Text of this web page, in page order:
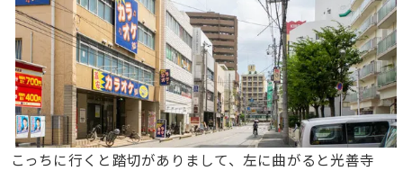
こっちに行くと踏切がありまして、左に曲がると光善寺